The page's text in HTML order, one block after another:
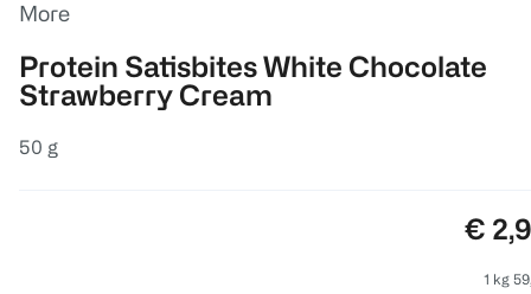
More
Protein Satisbites White Chocolate
Strawberry Cream
50 g
€
1 kg